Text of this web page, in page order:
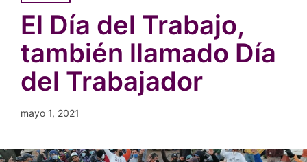
en
El Día del Trabajo,
también llamado Día
del Trabajador
mayo 1, 2021